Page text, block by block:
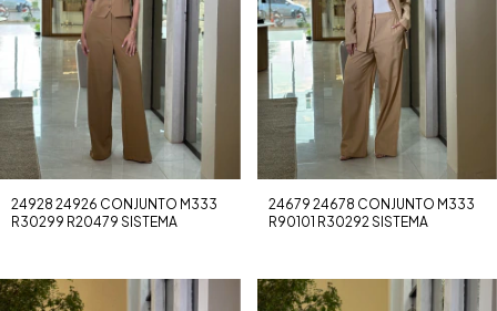
24928 24926 CONJUNTO M333
R30299 R20479 SISTEMA
24679 24678 CONJUNTO M333
R90101 R30292 SISTEMA